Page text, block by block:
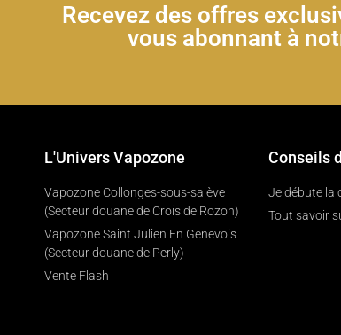
Recevez des offres
vous abonnant à
L'Univers Vapozone
Vapozone Collonges-sous-salève
(Secteur douane de Crois de Rozon)
Vapozone Saint Julien En Genevois
(Secteur douane de Perly)
Vente Flash
Conseils
Je débute la
Tout savoir